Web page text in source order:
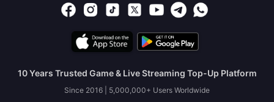
10 Years Trusted Game & Live Streaming Top-Up Platform
Since 2016 | 5,000,000+ Users Worldwide